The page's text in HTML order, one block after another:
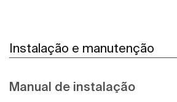
Instalação e manutenção
Manual de instalação